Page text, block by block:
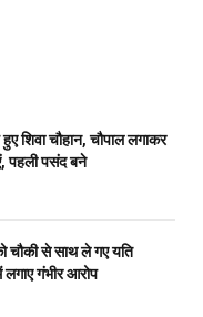
हुए शिवा चौहान, चौपाल लगाकर
पहली पसंद बने
चौकी से साथ ले गए यति
लगाए गंभीर आरोप